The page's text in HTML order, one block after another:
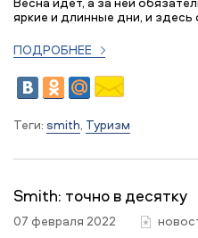
яркие и длинные дни, и
ПОДРОБНЕЕ
Теги: smith, Туризм
Smith: точно в десятку
07 февраля 2022